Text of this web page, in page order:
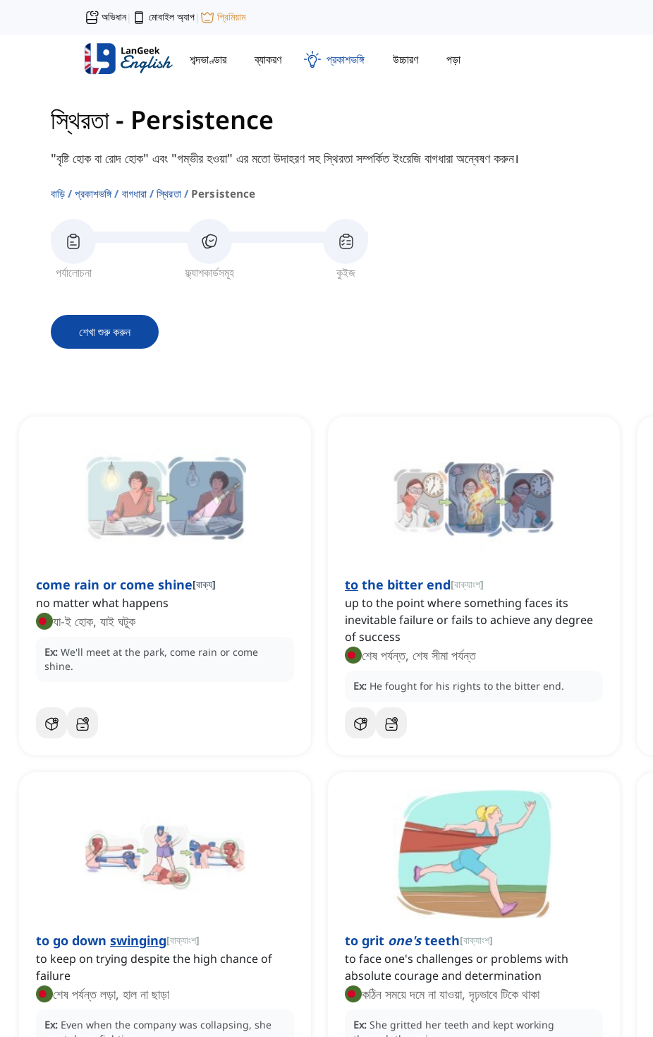
অভিধান| মোবাইল অ্যাপ| প্রিমিয়াম
শব্দভাণ্ডার ব্যাকরণ প্রকাশভঙ্গি উচ্চারণ পড়া
স্থিরতা - Persistence
"বৃষ্টি হোক বা রোদ হোক" এবং "গম্ভীর হওয়া" এর মতো উদাহরণ সহ স্থিরতা সম্পর্কিত ইংরেজি বাগধারা অন্বেষণ করুন।
বাড়ি প্রকাশভঙ্গি বাগধারা স্থিরতা Persistence
পর্যালোচনা ফ্ল্যাশকার্ডসমূহ কুইজ
শেখা শুরু করুন
come rain or come shine[বাক্য]
no matter what happens
যা-ই হোক, যাই ঘটুক
Ex: We'll meet at the park, come rain or come
shine.
to the bitter end[বাক্যাংশ]
up to the point where something faces its
inevitable failure or fails to achieve any degree
of success
শেষ পর্যন্ত, শেষ সীমা পর্যন্ত
Ex: He fought for his rights to the bitter end.
to go down swinging[বাক্যাংশ]
to keep on trying despite the high chance of
failure
শেষ পর্যন্ত লড়া, হাল না ছাড়া
Ex: Even when the company was collapsing, she
to grit one'steeth[বাক্যাংশ]
to face one's challenges or problems with
absolute courage and determination
কঠিন সময়ে দমে না যাওয়া, দৃঢ়ভাবে টিকে থাকা
Ex: She gritted her teeth and kept working